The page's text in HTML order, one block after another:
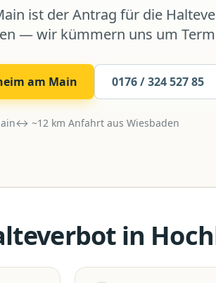
ist der Antrag für die
— wir kümmern uns um
am Main 0176 / 324 527 85
↔ ~12 km Anfahrt aus Wiesbaden
in